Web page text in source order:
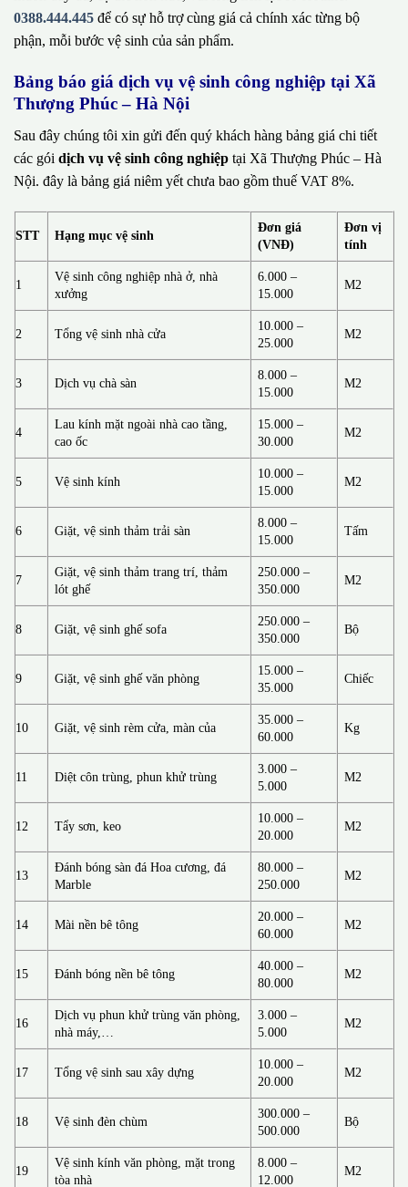
0388.444.445 để có sự hỗ trợ cùng giá cả chính xác từng bộ
phận, mỗi bước vệ sinh của sản phẩm.
Bảng báo giá dịch vụ vệ sinh công nghiệp tại Xã
Thượng Phúc – Hà Nội
Sau đây chúng tôi xin gửi đến quý khách hàng bảng giá chi tiết
các gói dịch vụ vệ sinh công nghiệp tại Xã Thượng Phúc – Hà
Nội. đây là bảng giá niêm yết chưa bao gồm thuế VAT 8%.
STT Hạng mục vệ sinh
Đơn giá
(VNĐ)
Đơn vị
tính
1
Vệ sinh công nghiệp nhà ở, nhà
xưởng
6.000 –
15.000
M2
2 Tổng vệ sinh nhà cửa
10.000 –
25.000
M2
3 Dịch vụ chà sàn
8.000 –
15.000
M2
4
Lau kính mặt ngoài nhà cao tầng,
cao ốc
15.000 –
30.000
M2
5 Vệ sinh kính
10.000 –
15.000
M2
6 Giặt, vệ sinh thảm trải sàn
8.000 –
15.000
Tấm
7
Giặt, vệ sinh thảm trang trí, thảm
lót ghế
250.000 –
350.000
M2
8 Giặt, vệ sinh ghế sofa
250.000 –
350.000
Bộ
9 Giặt, vệ sinh ghế văn phòng
15.000 –
35.000
Chiếc
10 Giặt, vệ sinh rèm cửa, màn của
35.000 –
60.000
Kg
11 Diệt côn trùng, phun khử trùng
3.000 –
5.000
M2
12 Tẩy sơn, keo
10.000 –
20.000
M2
13
Đánh bóng sàn đá Hoa cương, đá
Marble
80.000 –
250.000
M2
14 Mài nền bê tông
20.000 –
60.000
M2
15 Đánh bóng nền bê tông
40.000 –
80.000
M2
16
Dịch vụ phun khử trùng văn phòng,
nhà máy,…
3.000 –
5.000
M2
17 Tổng vệ sinh sau xây dựng
10.000 –
20.000
M2
18 Vệ sinh đèn chùm
300.000 –
500.000
Bộ
19
Vệ sinh kính văn phòng, mặt trong
tòa nhà
8.000 –
12.000
M2